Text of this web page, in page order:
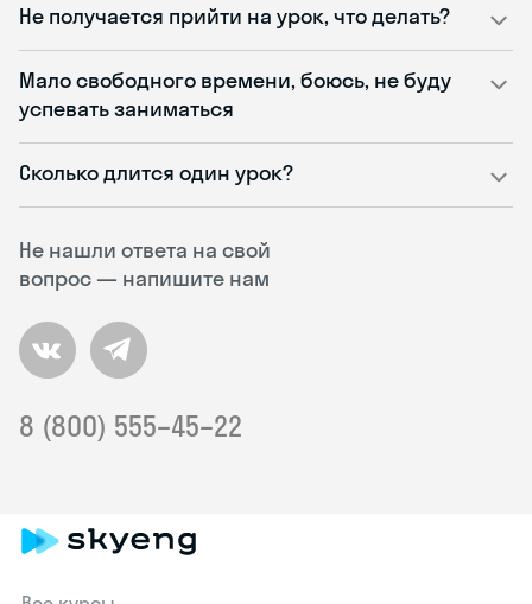
Не нашли ответа на свой
вопрос — напишите нам
8 (800) 555–45–22
Не получается прийти на урок, что делать?
Мало свободного времени, боюсь, не буду
успевать заниматься
Сколько длится один урок?